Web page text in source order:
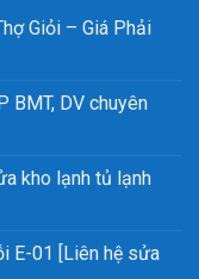
Giỏi – Giá Phải
BMT, DV chuyên
kho lạnh tủ lạnh
E-01 [Liên hệ sửa